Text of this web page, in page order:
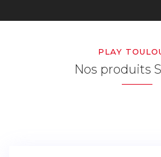
PLAY
Nos produits